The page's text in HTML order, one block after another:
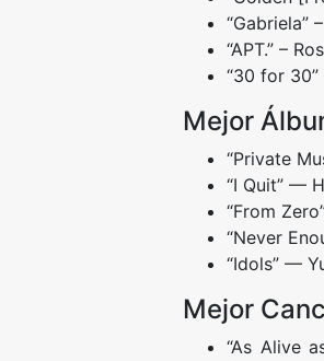
“Gabriela”
“APT.” –
“30 for
Mejor
“Private
“I Quit” —
“From
“Never
“Idols” —
Mejor
“As Alive